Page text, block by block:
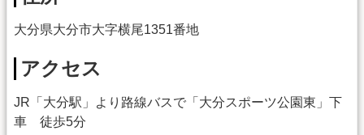
大分県大分市大字横尾1351番地
アクセス
JR「大分駅」より路線バスで「大分スポーツ公園東」下
車 徒歩5分